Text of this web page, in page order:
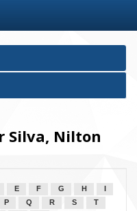
Silva, Nilton
E F G H
P Q R S
T